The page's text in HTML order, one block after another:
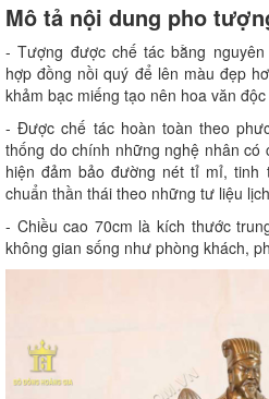
Mô tả nội dung pho
- Tượng được chế tác bằng
hợp đồng nồi quý để lên màu đẹp
khảm bạc miếng tạo nên hoa văn
- Được chế tác hoàn toàn theo
thống do chính những nghệ nhân
hiện đảm bảo đường nét tỉ mỉ,
chuẩn thần thái theo những tư liệu
- Chiều cao 70cm là kích thước
không gian sống như phòng khách,